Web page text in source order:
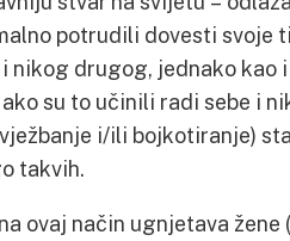
potrudili dovesti svoje
nikog drugog, jednako kao
su to učinili radi sebe i
i/ili bojkotiranje)
takvih.
ovaj način ugnjetava žene